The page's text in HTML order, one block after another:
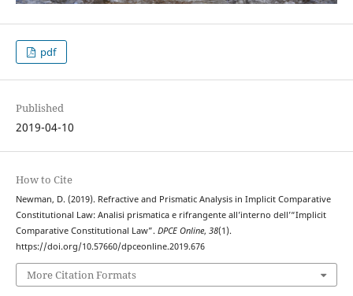
pdf
Published
2019-04-10
How to Cite
Newman, D. (2019). Refractive and Prismatic Analysis in Implicit Comparative
Constitutional Law: Analisi prismatica e rifrangente all’interno dell’“Implicit
Comparative Constitutional Law”. DPCE Online, 38(1).
https://doi.org/10.57660/dpceonline.2019.676
More Citation Formats